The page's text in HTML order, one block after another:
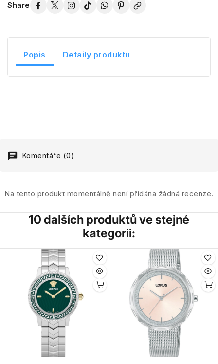
Share
Popis Detaily produktu
Komentáře (0)
Na tento produkt momentálně není přidána žádná recenze.
10 dalších produktů ve stejné
kategorii: